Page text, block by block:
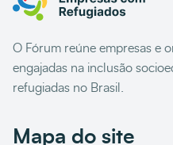
O Fórum reúne empresas e
engajadas na inclusão
refugiadas no Brasil.
Mapa do site